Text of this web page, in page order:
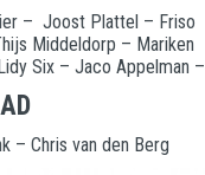
– Joost Plattel – Friso
Middeldorp – Mariken
Six – Jaco Appelman –
– Chris van den Berg